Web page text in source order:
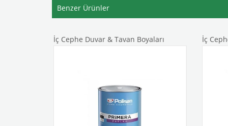
Benzer Ürünler
İç Cephe Duvar & Tavan Boyaları İç